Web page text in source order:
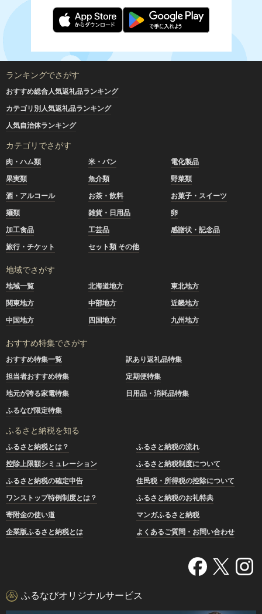
ランキングでさがす
おすすめ総合人気返礼品ランキング
カテゴリ別人気返礼品ランキング
人気自治体ランキング
カテゴリでさがす
肉・ハム類 米・パン
電化製品
果実類
魚介類
野菜類
酒・アルコール
お茶・飲料
お菓子・スイーツ
麺類
雑貨・日用品
卵
加工食品
工芸品
感謝状・記念品
旅行・チケット
セット類 その他
地域でさがす
地域一覧 北海道地方
東北地方
関東地方
中部地方
近畿地方
中国地方
四国地方 九州地方
おすすめ特集でさがす
おすすめ特集一覧
訳あり返礼品特集
担当者おすすめ特集
定期便特集
地元が誇る家電特集
日用品・消耗品特集
ふるなび限定特集
ふるさと納税を知る
ふるさと納税とは？
ふるさと納税の流れ
控除上限額シミュレーション
ふるさと納税制度について
ふるさと納税の確定申告
住民税・所得税の控除について
ワンストップ特例制度とは？
ふるさと納税のお礼特典
寄附金の使い道
マンガふるさと納税
企業版ふるさと納税とは
よくあるご質問・お問い合わせ
ふるなびオリジナルサービス